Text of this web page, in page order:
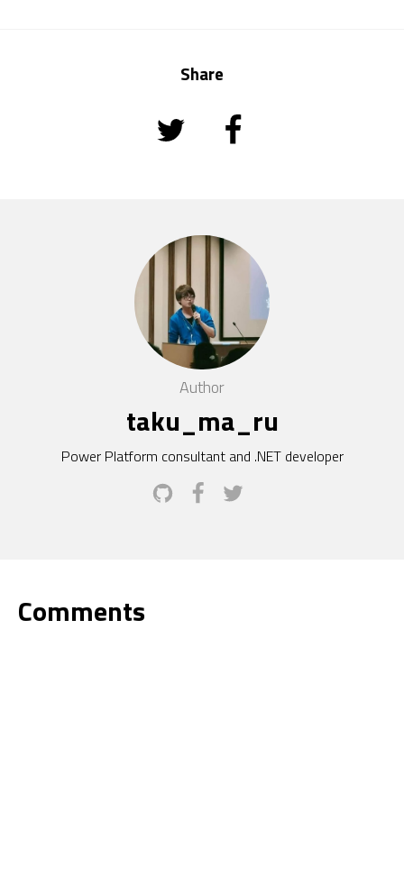
Share
Author
taku_ma_ru
Power Platform consultant and .NET developer
Comments